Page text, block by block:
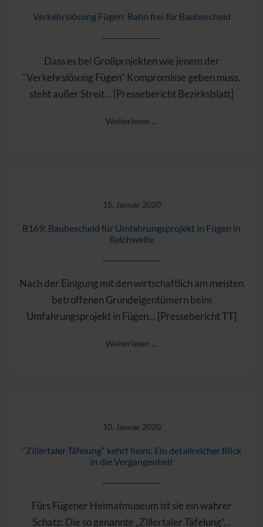
Verkehrslösung Fügen: Bahn frei für Baubescheid
Dass es bei Großprojekten wie jenem der
"Verkehrslösung Fügen" Kompromisse geben muss,
steht außer Streit... [Pressebericht Bezirksblatt]
Weiterlesen …
15. Januar 2020
B169: Baubescheid für Umfahrungsprojekt in Fügen in
Reichweite
Nach der Einigung mit den wirtschaftlich am meisten
betroffenen Grundeigentümern beim
Umfahrungsprojekt in Fügen... [Pressebericht TT]
Weiterlesen …
10. Januar 2020
“Zillertaler Täfelung“ kehrt heim: Ein detailreicher Blick
in die Vergangenheit
Fürs Fügener Heimatmuseum ist sie ein wahrer
Schatz: Die so genannte „Zillertaler Täfelung“...